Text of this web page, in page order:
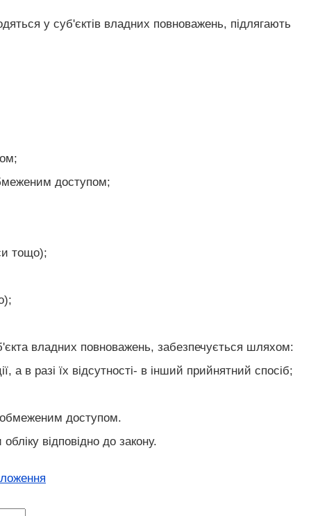
у суб'єктів владних повноважень, підлягають
доступом;
тощо);
владних повноважень, забезпечується шляхом:
в разі їх відсутності- в інший прийнятний спосіб;
обмеженим доступом.
відповідно до закону.